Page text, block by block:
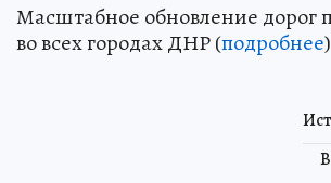
Масштабное обновление дорог
во всех городах ДНР (подробнее)